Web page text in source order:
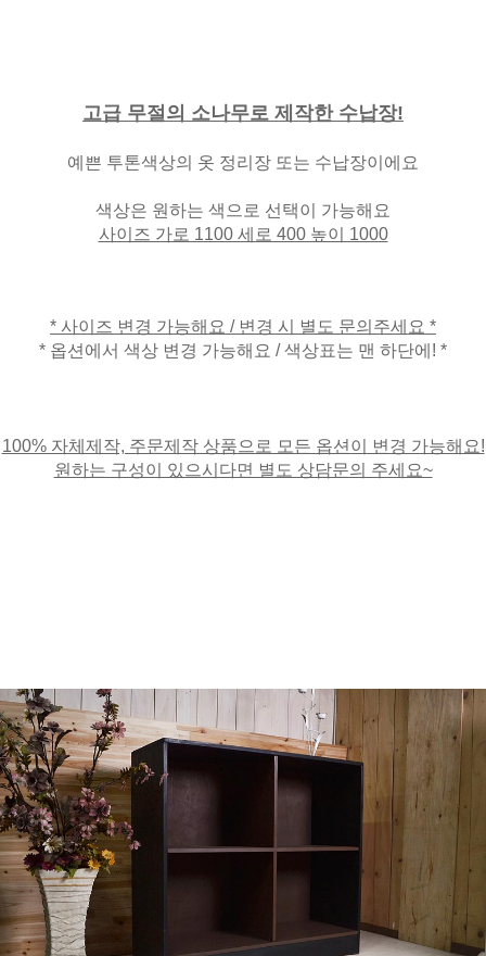
고급 무절의 소나무로 제작한 수납장!
예쁜 투톤색상의 옷 정리장 또는 수납장이에요
색상은 원하는 색으로 선택이 가능해요
사이즈 가로 1100 세로 400 높이 1000
* 사이즈 변경 가능해요 / 변경 시 별도 문의주세요 *
* 옵션에서 색상 변경 가능해요 / 색상표는 맨 하단에! *
100% 자체제작, 주문제작 상품으로 모든 옵션이 변경 가능해요!
원하는 구성이 있으시다면 별도 상담문의 주세요~